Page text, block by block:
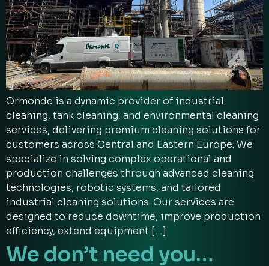
Ormonde is a dynamic provider of industrial
cleaning, tank cleaning, and environmental cleaning
services, delivering premium cleaning solutions for
customers across Central and Eastern Europe. We
specialize in solving complex operational and
production challenges through advanced cleaning
technologies, robotic systems, and tailored
industrial cleaning solutions. Our services are
designed to reduce downtime, improve production
efficiency, extend equipment […]
We don’t need you…